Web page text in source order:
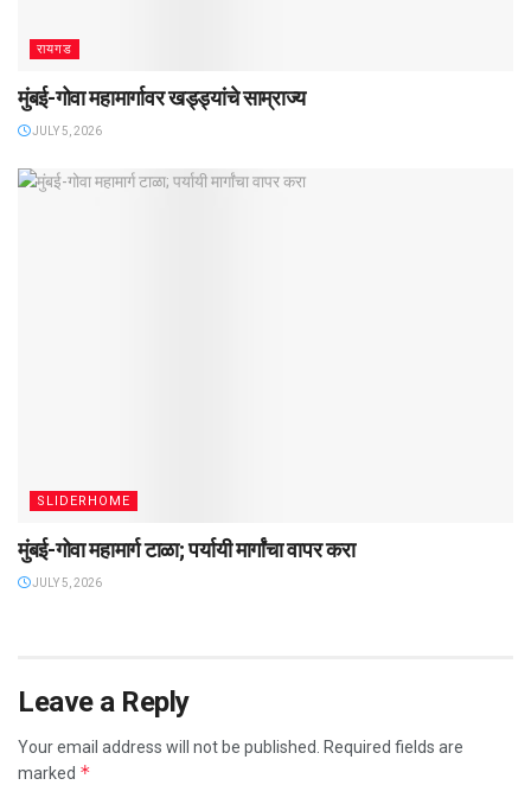
रायगड
मुंबई-गोवा महामार्गावर खड्ड्यांचे साम्राज्य
JULY 5, 2026
SLIDERHOME
मुंबई-गोवा महामार्ग टाळा; पर्यायी मार्गांचा वापर करा
JULY 5, 2026
Leave a Reply
Your email address will not be published. Required fields are
marked *